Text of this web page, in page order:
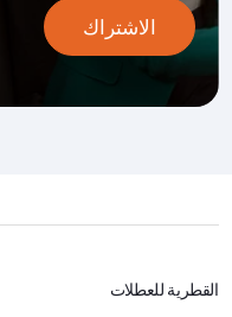
الاشتراك
القطرية للعطلات